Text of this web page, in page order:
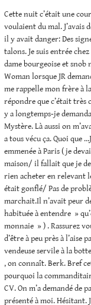
Cette nuit c’était une
voulaient du mal. J’avais
il y avait danger: Des
talons. Je suis entrée
dame bourgeoise et snob
Woman lorsque JR
me rappelle mon frère à
répondre que c’était très
y a longtemps-je
Mystère. Là aussi on
a tous vécu ça. Quoi que
emmenée à Paris ( je
maison/ il fallait que je
rien acheter en relevant
était gonflé/ Pas de
marchait.Il n’avait peur
habituée à entendre »
monnaie » ) . Rassurez
d’être à peu près à l’aise
vendeuse servile à la
, on connaît. Berk. Bref
pourquoi la
CV. On m’a demandé de
présenté à moi. Hésitant.